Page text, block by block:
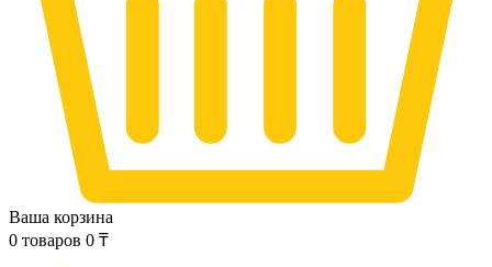
Ваша корзина
0 товаров 0 ₸